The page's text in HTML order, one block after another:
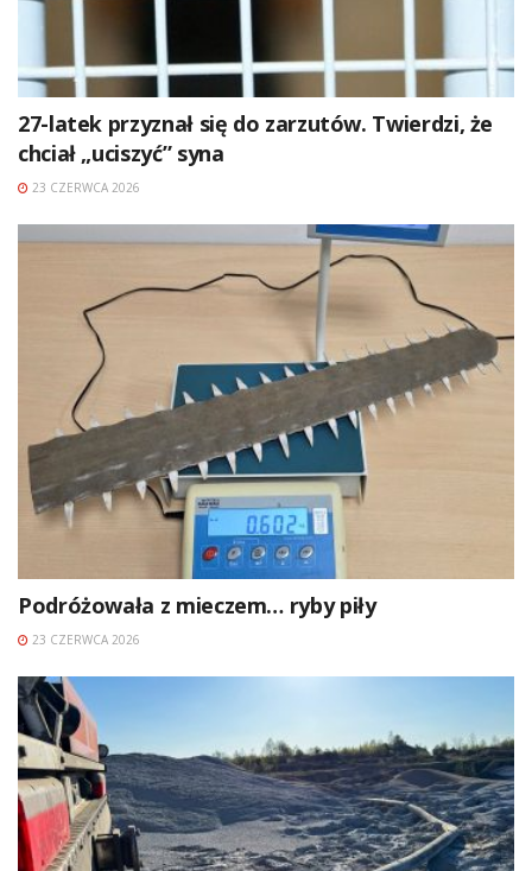
27-latek przyznał się do zarzutów. Twierdzi, że
chciał „uciszyć” syna
23 CZERWCA 2026
Podróżowała z mieczem… ryby piły
23 CZERWCA 2026